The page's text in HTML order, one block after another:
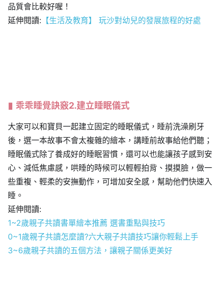
品質會比較好喔！
延伸閱讀: 【生活及教育】 玩沙對幼兒的發展旅程的好處
乖乖睡覺訣竅2.建立睡眠儀式
大家可以和寶貝一起建立固定的睡眠儀式，睡前洗澡刷牙
後，選一本故事不會太複雜的繪本，講睡前故事給他們聽；
睡眠儀式除了養成好的睡眠習慣，還可以也能讓孩子感到安
心、減低焦慮感，哄睡的時候可以輕輕拍背、摸摸臉，做一
些重複、輕柔的安撫動作，可增加安全感，幫助他們快速入
睡。
延伸閱讀:
1~2歲親子共讀書單繪本推薦 選書重點與技巧
0~1歲親子共讀怎麼讀?六大親子共讀技巧讓你輕鬆上手
3~6歲親子共讀的五個方法，讓親子關係更美好